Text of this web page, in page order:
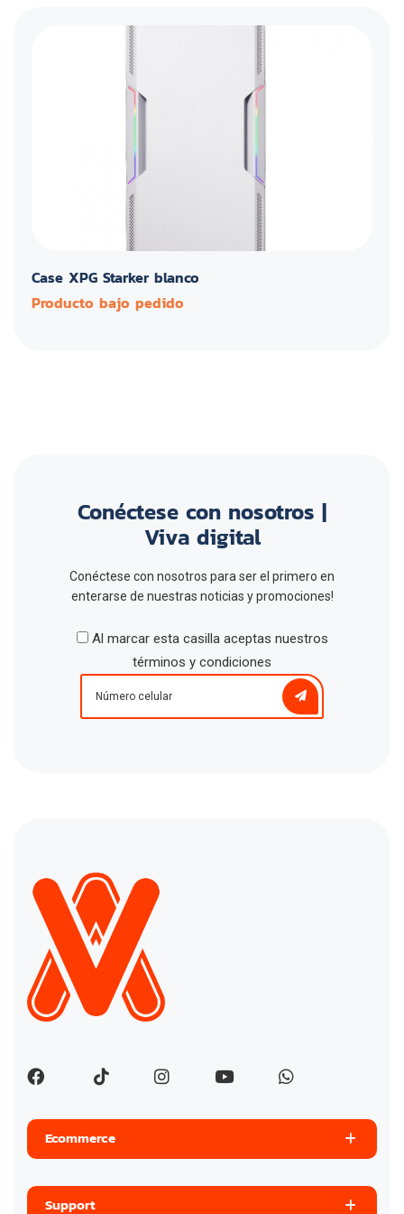
Case XPG Starker blanco
Producto bajo pedido
Conéctese con nosotros |
Viva digital
Conéctese con nosotros para ser el primero en
enterarse de nuestras noticias y promociones!
Al marcar esta casilla aceptas nuestros
términos y condiciones
Ecommerce
Support